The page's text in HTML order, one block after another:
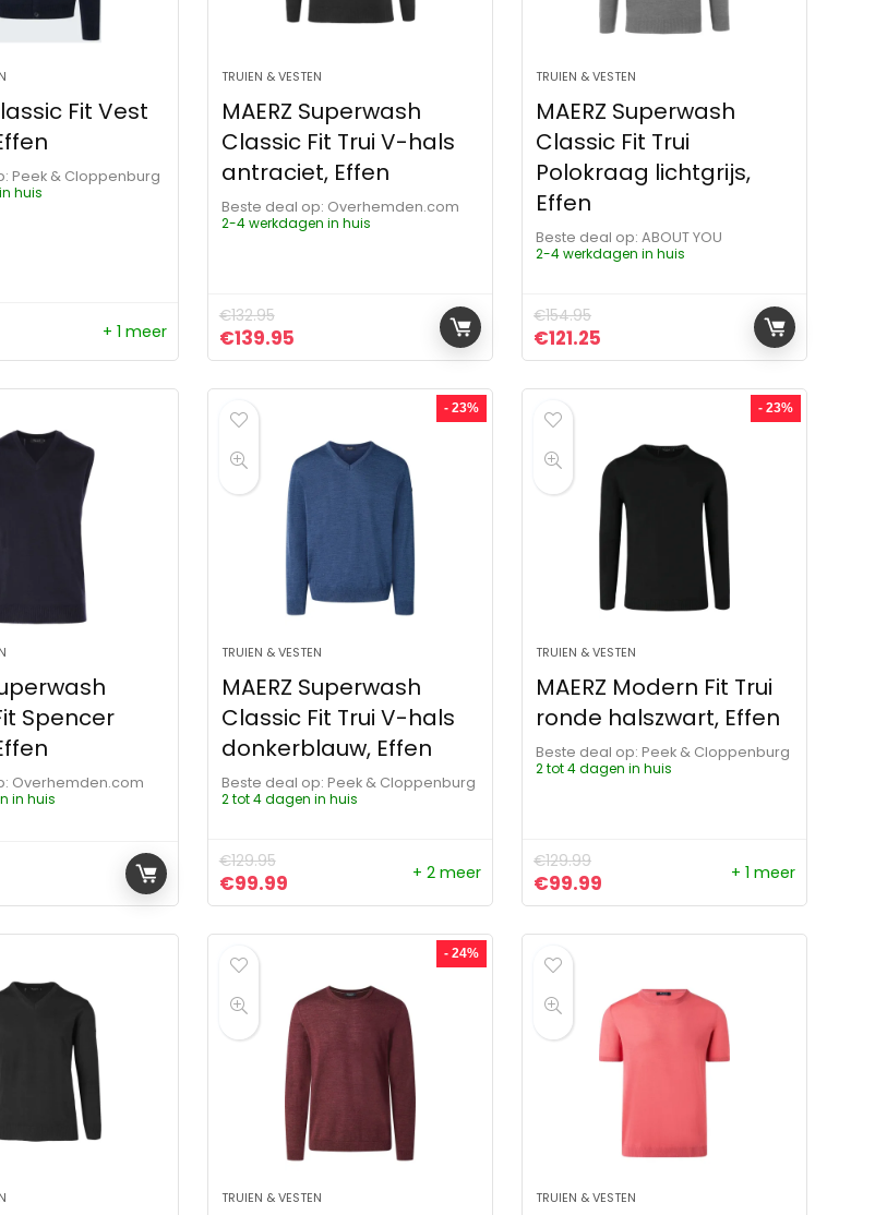
Fit Vest
Peek & Cloppenburg
huis
+ 1 meer
TRUIEN & VESTEN
MAERZ Superwash
Classic Fit Trui V-hals
antraciet, Effen
Beste deal op:
Overhemden.com
2-4 werkdagen in huis
€132.95
Oorspronkelijke prijs was: €132.95.
€139.95Huidige prijs is: €139.95.
TRUIEN & VESTEN
MAERZ Superwash
Classic Fit Trui
Polokraag lichtgrijs,
Effen
Beste deal op:
ABOUT YOU
2-4 werkdagen in huis
€154.95
Oorspronkelijke prijs was: €154.95.
€121.25 Huidige prijs is: €121.25.
Spencer
Overhemden.com
in huis
- 23%
TRUIEN & VESTEN
MAERZ Superwash
Classic Fit Trui V-hals
donkerblauw, Effen
Beste deal op:
Peek & Cloppenburg
2 tot 4 dagen in huis
€129.95
Oorspronkelijke prijs was: €129.95.
€99.99Huidige prijs is: €99.99.
+ 2 meer
- 23%
TRUIEN & VESTEN
MAERZ Modern Fit Trui
ronde halszwart, Effen
Beste deal op:
Peek & Cloppenburg
2 tot 4 dagen in huis
€129.99
Oorspronkelijke prijs was: €129.99.
€99.99 Huidige prijs is: €99.99.
+ 1 meer
- 24%
TRUIEN & VESTEN TRUIEN & VESTEN